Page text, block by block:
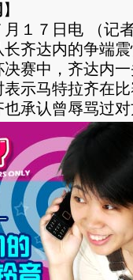
】
７日电 （记者
齐达内的争端
赛中，齐达内
示马特拉齐在
承认曾辱骂过